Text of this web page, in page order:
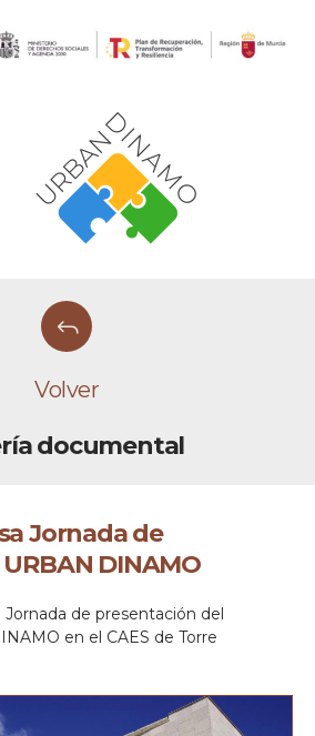
Volver
documental
Jornada de
DINAMO
de presentación del
en el CAES de Torre